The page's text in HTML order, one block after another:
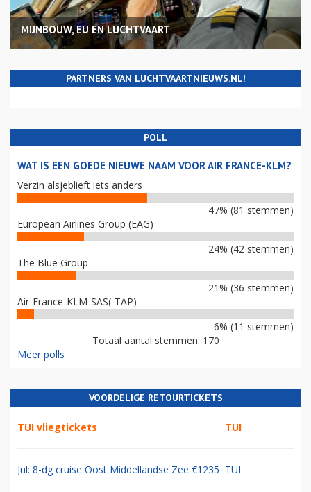
MIJNBOUW, EU EN LUCHTVAART
PARTNERS VAN LUCHTVAARTNIEUWS.NL!
POLL
WAT IS EEN GOEDE NIEUWE NAAM VOOR AIR FRANCE-KLM?
Verzin alsjeblieft iets anders
47% (81 stemmen)
European Airlines Group (EAG)
24% (42 stemmen)
The Blue Group
21% (36 stemmen)
Air-France-KLM-SAS(-TAP)
6% (11 stemmen)
Totaal aantal stemmen: 170
Meer polls
VOORDELIGE RETOURTICKETS
TUI vliegtickets TUI
Jul: 8-dg cruise Oost Middellandse Zee €1235 TUI